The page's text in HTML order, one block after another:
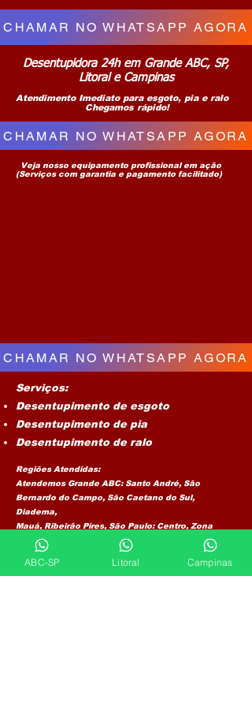
CHAMAR NO WHATSAPP AGORA
Desentupidora 24h em Grande ABC, SP,
Litoral e Campinas
Atendimento Imediato para esgoto, pia e ralo
Chegamos rápido!
CHAMAR NO WHATSAPP AGORA
Veja nosso equipamento profissional em ação
(Serviços com garantia e pagamento facilitado)
CHAMAR NO WHATSAPP AGORA
Serviços:
Desentupimento de esgoto
Desentupimento de pia
Desentupimento de ralo
Regiões Atendidas:
​Atendemos Grande ABC: Santo André, São
Bernardo do Campo, São Caetano do Sul,
Diadema,
Mauá, Ribeirão Pires, São Paulo: Centro, Zona
Leste, Sul, Norte, Litoral: Praia Grande, Mongaguá,
Itanhaém, Peruíbe, Campinas: Indaiatuba,
Valinhos, Vinhedo, Paulínia, Americana,
ABC-SP Litoral Campinas